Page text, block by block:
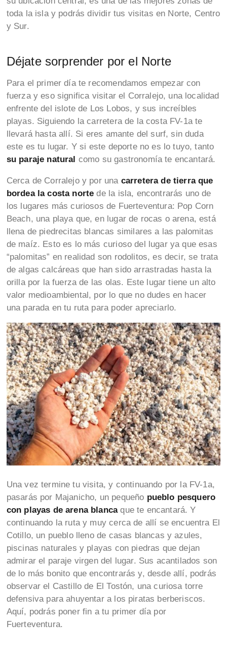
toda la isla y podrás dividir tus visitas en Norte, Centro
y Sur.
Déjate sorprender por el Norte
Para el primer día te recomendamos empezar con
fuerza y eso significa visitar el Corralejo, una localidad
enfrente del islote de Los Lobos, y sus increíbles
playas. Siguiendo la carretera de la costa FV-1a te
llevará hasta allí. Si eres amante del surf, sin duda
este es tu lugar. Y si este deporte no es lo tuyo, tanto
su paraje natural como su gastronomía te encantará.
Cerca de Corralejo y por una carretera de tierra que
bordea la costa norte de la isla, encontrarás uno de
los lugares más curiosos de Fuerteventura: Pop Corn
Beach, una playa que, en lugar de rocas o arena, está
llena de piedrecitas blancas similares a las palomitas
de maíz. Esto es lo más curioso del lugar ya que esas
“palomitas” en realidad son rodolitos, es decir, se trata
de algas calcáreas que han sido arrastradas hasta la
orilla por la fuerza de las olas. Este lugar tiene un alto
valor medioambiental, por lo que no dudes en hacer
una parada en tu ruta para poder apreciarlo.
Una vez termine tu visita, y continuando por la FV-1a,
pasarás por Majanicho, un pequeño pueblo pesquero
con playas de arena blancaque te encantará. Y
continuando la ruta y muy cerca de allí se encuentra El
Cotillo, un pueblo lleno de casas blancas y azules,
piscinas naturales y playas con piedras que dejan
admirar el paraje virgen del lugar. Sus acantilados son
de lo más bonito que encontrarás y, desde allí, podrás
observar el Castillo de El Tostón, una curiosa torre
defensiva para ahuyentar a los piratas berberiscos.
Aquí, podrás poner fin a tu primer día por
Fuerteventura.